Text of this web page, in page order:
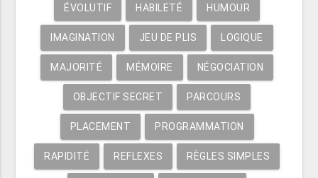
ÉVOLUTIF HABILETÉ HUMOUR
IMAGINATION JEU DE PLIS LOGIQUE
MAJORITÉ MÉMOIRE NÉGOCIATION
OBJECTIF SECRET PARCOURS
PLACEMENT PROGRAMMATION
RAPIDITÉ REFLEXES RÈGLES SIMPLES